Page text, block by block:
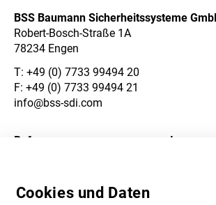
Cookies und Daten
BSS Baumann Sicherheitssysteme
Robert-Bosch-Straße 1A
78234 Engen
T: +49 (0) 7733 99494 20
F: +49 (0) 7733 99494 21
info@bss-sdi.com
Referenzen
Karriere